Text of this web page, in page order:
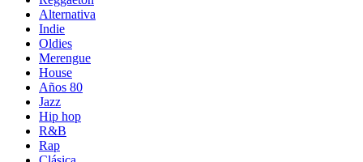
Alternativa
Indie
Oldies
Merengue
House
Años 80
Jazz
Hip hop
R&B
Rap